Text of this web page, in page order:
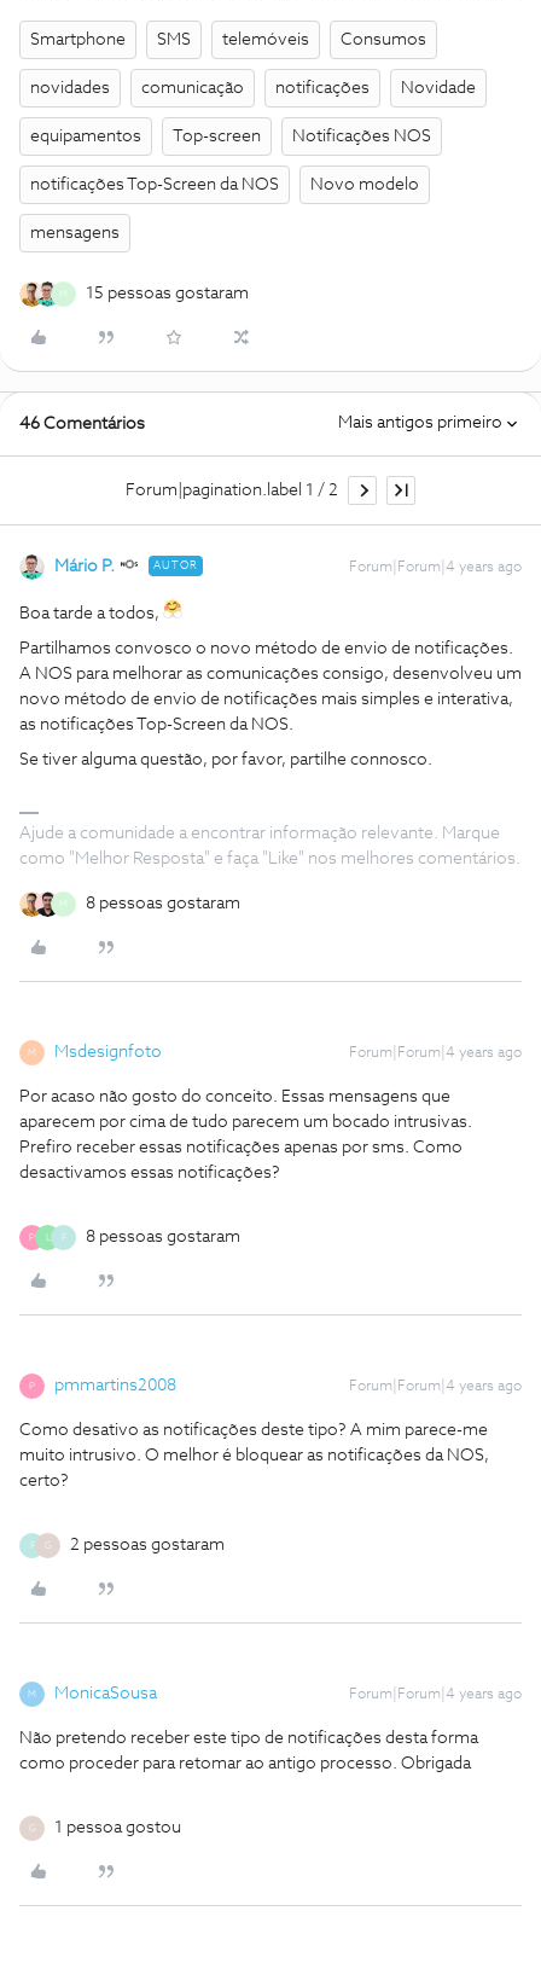
Smartphone SMS telemóveis Consumos
novidades comunicação notificações Novidade
equipamentos Top-screen Notificações NOS
notificações Top-Screen da NOS Novo modelo
mensagens
M 15 pessoas gostaram
46 Comentários Mais antigos primeiro
Forum|pagination.label 1 / 2
Mário P. AUTOR Forum|Forum|4 years ago
Boa tarde a todos,
Partilhamos convosco o novo método de envio de notificações.
A NOS para melhorar as comunicações consigo, desenvolveu um
novo método de envio de notificações mais simples e interativa,
as notificações Top-Screen da NOS.
Se tiver alguma questão, por favor, partilhe connosco.
Ajude a comunidade a encontrar informação relevante. Marque
como "Melhor Resposta" e faça "Like" nos melhores comentários.
M 8 pessoas gostaram
M Msdesignfoto Forum|Forum|4 years ago
Por acaso não gosto do conceito. Essas mensagens que
aparecem por cima de tudo parecem um bocado intrusivas.
Prefiro receber essas notificações apenas por sms. Como
desactivamos essas notificações?
P F 8 pessoas gostaram
P pmmartins2008 Forum|Forum|4 years ago
Como desativo as notificações deste tipo? A mim parece-me
muito intrusivo. O melhor é bloquear as notificações da NOS,
certo?
F G 2 pessoas gostaram
M MonicaSousa Forum|Forum|4 years ago
Não pretendo receber este tipo de notificações desta forma
como proceder para retomar ao antigo processo. Obrigada
G 1 pessoa gostou